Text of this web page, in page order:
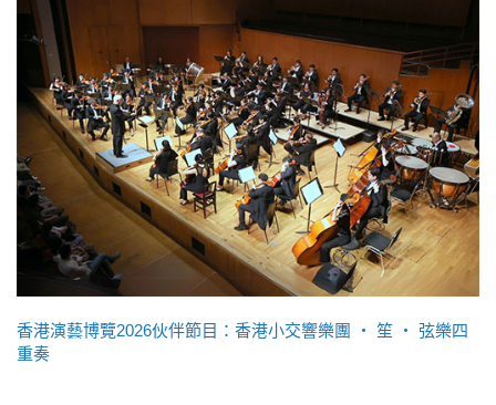
香港演藝博覽2026伙伴節目：香港小交響樂團 ‧ 笙 ‧ 弦樂四
重奏